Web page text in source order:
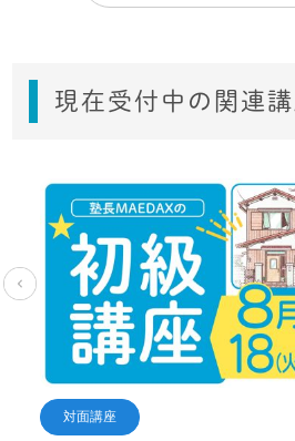
現在受付中の関連
対面講座